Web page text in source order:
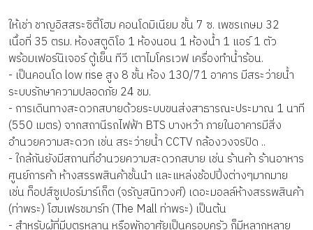
ให้เช่า ชาญอิสสระซิตี้โฮม คอนโดมิเนียม ชั้น 7 ซ. เพชรเกษม 32
เนื้อที่ 35 ตรม. ห้องสตูดิโอ 1 ห้องนอน 1 ห้องน้ำ 1 แอร์ 1 ตัว
พร้อมเฟอร์นิเจอร์ ตู้เย็น ทีวี เตาไมโครเวฟ เครื่องทำน้ำร้อน.
- เป็นคอนโด low rise สูง 8 ชั้น ห้อง 130/71 อาคาร มีสระว่ายน้ำ
ระบบรักษาความปลอดภัย 24 ชม.
- การเดินทางสะดวกสบายด้วยระบบขนส่งสาธารณะประมาณ 1 นาที
(550 เมตร) จากสถานีรถไฟฟ้า BTS บางหว้า ภายในอาคารมีสิ่ง
อำนวยความสะดวก เช่น สระว่ายน้ำ CCTV กล้องวงจรปิด ..
- ใกล้กันยังมีสถานที่อำนวยความสะดวกสบาย เช่น ร้านค้า ร้านอาหาร
ศูนย์การค้า ห้างสรรพสินค้าชั้นนำ และแหล่งช้อปปิ้งต่างๆมากมาย
เช่น ท็อปส์ซูเปอร์มาร์เก็ต (จรัญสนิทวงศ์) เดอะมอลล์ห้างสรรพสินค้า
(ท่าพระ) โฮมเฟรชมาร์ท (The Mall ท่าพระ) เป็นต้น
- สำหรับผู้ที่มีบุตรหลาน หรือพักอาศัยเป็นครอบครัว ก็มีหลากหลาย